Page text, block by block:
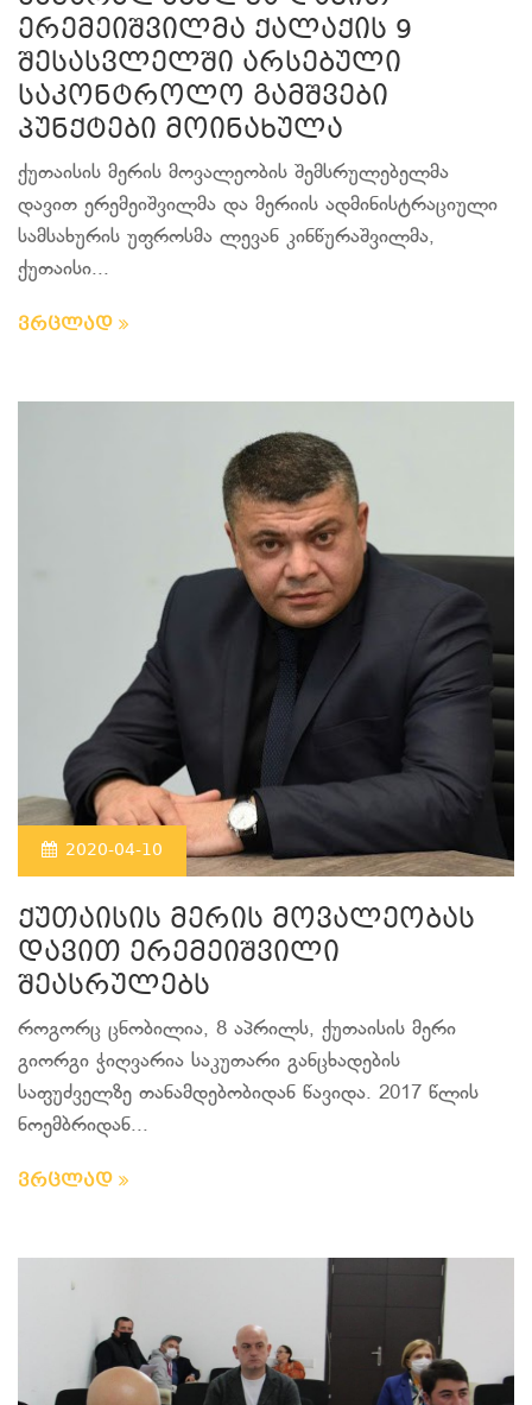
ერემეიშვილმა ქალაქის 9
შესასვლელში არსებული
საკონტროლო გამშვები
პუნქტები მოინახულა
ქუთაისის მერის მოვალეობის შემსრულებელმა
დავით ერემეიშვილმა და მერიის ადმინისტრაციული
სამსახურის უფროსმა ლევან კინწურაშვილმა,
ქუთაისი...
ვრცლად
2020-04-10
ქუთაისის მერის მოვალეობას
დავით ერემეიშვილი
შეასრულებს
როგორც ცნობილია, 8 აპრილს, ქუთაისის მერი
გიორგი ჭიღვარია საკუთარი განცხადების
საფუძველზე თანამდებობიდან წავიდა. 2017 წლის
ნოემბრიდან...
ვრცლად